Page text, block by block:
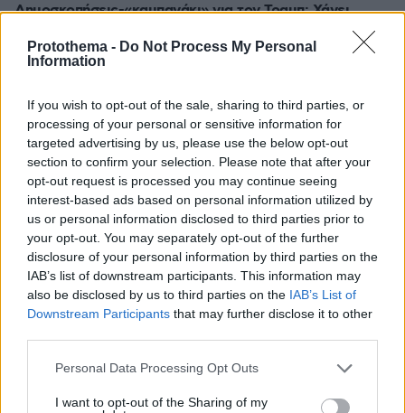
Protothema - Do Not Process My Personal
Information
If you wish to opt-out of the sale, sharing to third parties, or
processing of your personal or sensitive information for
targeted advertising by us, please use the below opt-out
section to confirm your selection. Please note that after your
opt-out request is processed you may continue seeing
interest-based ads based on personal information utilized by
us or personal information disclosed to third parties prior to
your opt-out. You may separately opt-out of the further
disclosure of your personal information by third parties on the
IAB’s list of downstream participants. This information may
also be disclosed by us to third parties on the IAB’s List of
Downstream Participants that may further disclose it to other
Please note that this website/app uses one or more Google
not limited to your visit or usage behaviour. You may click to
Personal Data Processing Opt Outs
I want to opt-out of the Sharing of my
Δημοσκοπήσεις-«καμπανάκι» για τον Τραμπ: Χάνει
έδαφος σε οικονομία και εθνική ασφάλεια, εκεί που οι
Ρεπουμπλικανοί κυριαρχούσαν
ΔΕΙΤΕ ΟΛΕΣ ΤΙΣ ΕΙΔΗΣΕΙΣ
ΤΑ ΠΙΟ ΔΗΜΟΦΙΛΗ